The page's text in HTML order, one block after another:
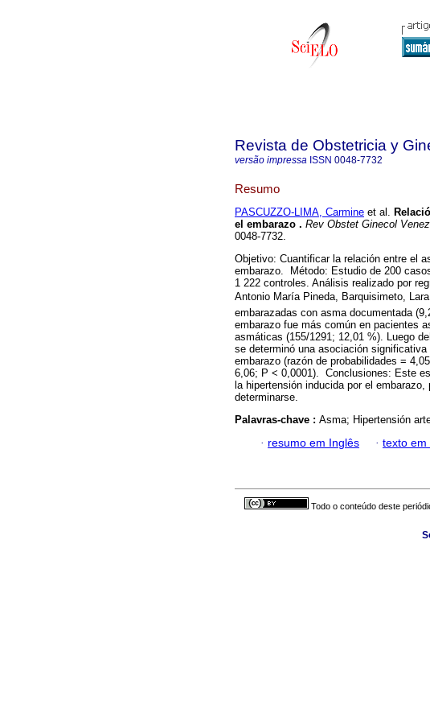
Revista de Obstetricia y
versão impressa ISSN 0048-7732
Resumo
PASCUZZO-LIMA, Carmine et al.
el embarazo . Rev Obstet Ginecol Venez
0048-7732.
Objetivo: Cuantificar la relación entre el
embarazo. Método: Estudio de 200
1 222 controles. Análisis realizado por
Antonio María Pineda, Barquisimeto,
embarazadas con asma documentada
embarazo fue más común en pacientes
asmáticas (155/1291; 12,01 %). Luego
se determinó una asociación
embarazo (razón de probabilidades =
6,06; P < 0,0001). Conclusiones: Este
la hipertensión inducida por el
determinarse.
Palavras-chave : Asma; Hipertensión
· resumo em Inglês · texto em
Todo o conteúdo deste